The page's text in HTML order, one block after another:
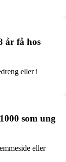
år få hos
eller i
som ung
eller